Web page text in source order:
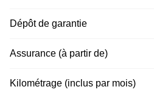
Dépôt de garantie
Assurance (à partir de)
Kilométrage (inclus par mois)